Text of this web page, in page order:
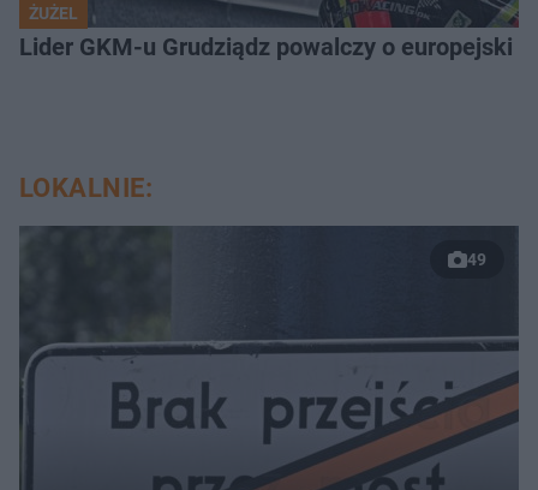
ŻUŻEL
Lider GKM-u Grudziądz powalczy o europejski
LOKALNIE:
49